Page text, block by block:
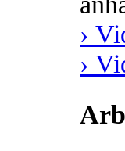
›
›